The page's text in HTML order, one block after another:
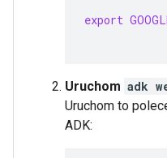
export
Uruchom adk
Uruchom to
ADK: